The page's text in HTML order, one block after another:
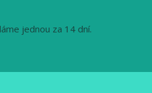
jednou za 14 dní.